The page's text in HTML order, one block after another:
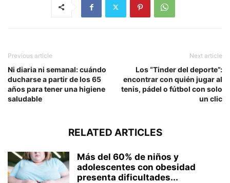
Previous article
Ni diaria ni semanal: cuándo
ducharse a partir de los 65
años para tener una higiene
saludable
Next article
Los “Tinder del deporte”:
encontrar con quién jugar al
tenis, pádel o fútbol con solo
un clic
RELATED ARTICLES
Más del 60% de niños y
adolescentes con obesidad
presenta dificultades...